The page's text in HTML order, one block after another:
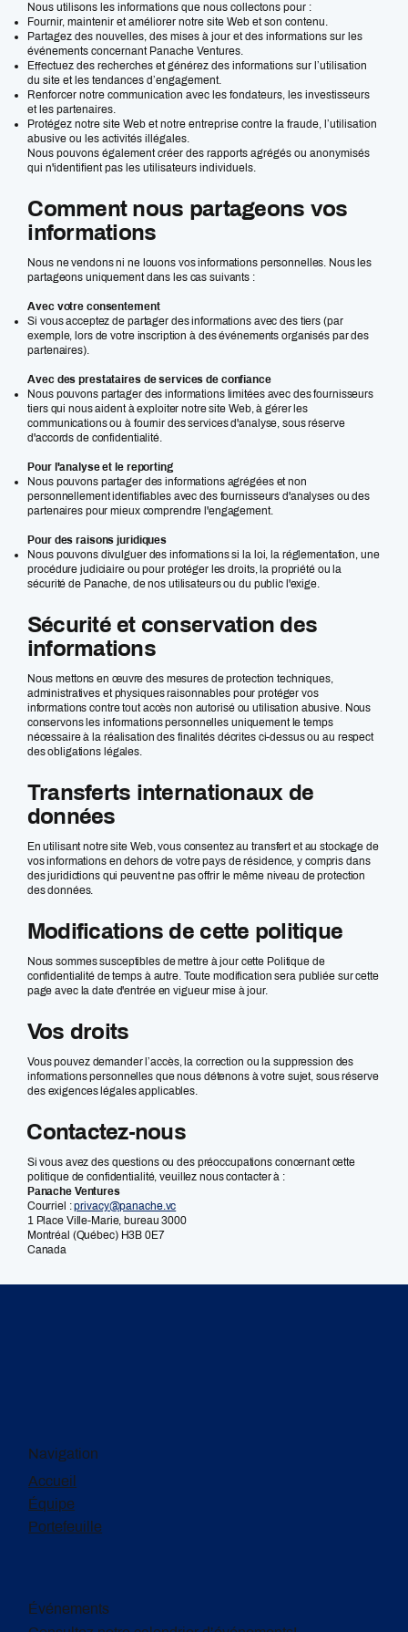
Nous utilisons les informations que nous collectons pour :
Fournir, maintenir et améliorer notre site Web et son contenu.
Partagez des nouvelles, des mises à jour et des informations sur les
événements concernant Panache Ventures.
Effectuez des recherches et générez des informations sur l’utilisation
du site et les tendances d’engagement.
Renforcer notre communication avec les fondateurs, les investisseurs
et les partenaires.
Protégez notre site Web et notre entreprise contre la fraude, l’utilisation
abusive ou les activités illégales.
Nous pouvons également créer des rapports agrégés ou anonymisés
qui n'identifient pas les utilisateurs individuels.
Comment nous partageons vos
informations
Nous ne vendons ni ne louons vos informations personnelles. Nous les
partageons uniquement dans les cas suivants :
Avec votre consentement
Si vous acceptez de partager des informations avec des tiers (par
exemple, lors de votre inscription à des événements organisés par des
partenaires).
Avec des prestataires de services de confiance
Nous pouvons partager des informations limitées avec des fournisseurs
tiers qui nous aident à exploiter notre site Web, à gérer les
communications ou à fournir des services d'analyse, sous réserve
d'accords de confidentialité.
Pour l'analyse et le reporting
Nous pouvons partager des informations agrégées et non
personnellement identifiables avec des fournisseurs d'analyses ou des
partenaires pour mieux comprendre l'engagement.
Pour des raisons juridiques
Nous pouvons divulguer des informations si la loi, la réglementation, une
procédure judiciaire ou pour protéger les droits, la propriété ou la
sécurité de Panache, de nos utilisateurs ou du public l'exige.
Sécurité et conservation des
informations
Nous mettons en œuvre des mesures de protection techniques,
administratives et physiques raisonnables pour protéger vos
informations contre tout accès non autorisé ou utilisation abusive. Nous
conservons les informations personnelles uniquement le temps
nécessaire à la réalisation des finalités décrites ci-dessus ou au respect
des obligations légales.
Transferts internationaux de
données
En utilisant notre site Web, vous consentez au transfert et au stockage de
vos informations en dehors de votre pays de résidence, y compris dans
des juridictions qui peuvent ne pas offrir le même niveau de protection
des données.
Modifications de cette politique
Nous sommes susceptibles de mettre à jour cette Politique de
confidentialité de temps à autre. Toute modification sera publiée sur cette
page avec la date d'entrée en vigueur mise à jour.
Vos droits
Vous pouvez demander l’accès, la correction ou la suppression des
informations personnelles que nous détenons à votre sujet, sous réserve
des exigences légales applicables.
Contactez-nous
Si vous avez des questions ou des préoccupations concernant cette
politique de confidentialité, veuillez nous contacter à :
Panache Ventures
Courriel :privacy@panache.vc
1 Place Ville-Marie, bureau 3000
Montréal (Québec) H3B 0E7
Canada
Navigation
Accueil
Équipe
Portefeuille
Événements